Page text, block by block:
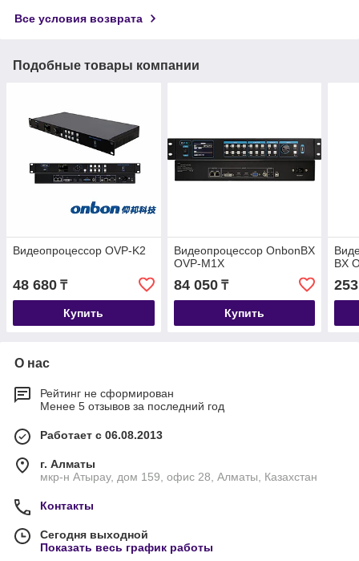
Все условия возврата
Подобные товары компании
Видеопроцессор OVP-K2
48 680 ₸
Купить
Видеопроцессор ОnbonBX
OVP-M1X
84 050₸
Купить
BX
О нас
Рейтинг не сформирован
Менее 5 отзывов за последний год
Работает с 06.08.2013
г. Алматы
мкр-н Атырау, дом 159, офис 28, Алматы, Казахстан
Контакты
Сегодня выходной
Показать весь график работы